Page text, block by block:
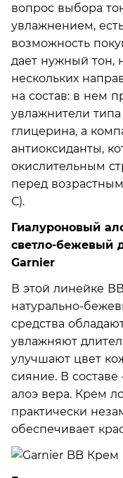
вопрос выбора
увлажнением,
возможность
дает нужный тон,
нескольких
на состав: в нем
увлажнители
глицерина, а
антиоксиданты,
окислительным
перед
С).
Гиалуроновый
светло-бежевый
Garnier
В этой линейке
натурально-
средства
увлажняют
улучшают цвет
сияние. В
алоэ вера. Крем
практически
обеспечивает